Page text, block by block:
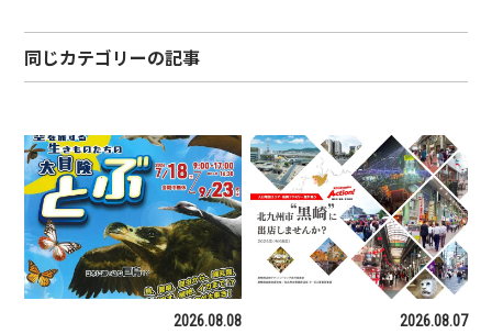
同じカテゴリーの記事
2026.08.08 2026.08.07